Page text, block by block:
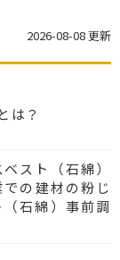
2026-08-08 更新
は？
スト（石綿）
の建材の粉じ
石綿）事前調